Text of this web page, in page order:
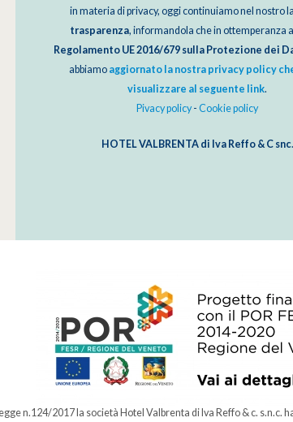
in materia di privacy, oggi continuiamo nel nostro
trasparenza, informandola che in ottemperanza
Regolamento UE 2016/679 sulla Protezione dei
abbiamo aggiornato la nostra privacy policy
visualizzare al seguente link.
Pivacy policy- Cookie policy
HOTEL VALBRENTA di Iva Reffo & C snc.
n.124/2017 la società Hotel Valbrenta di Iva Reffo & c. s.n.c.